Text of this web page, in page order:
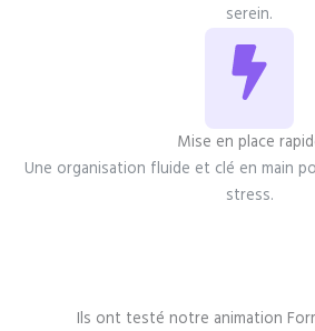
serein.
Mise en place
Une organisation fluide et clé en main
stress.
Ils ont testé notre animation